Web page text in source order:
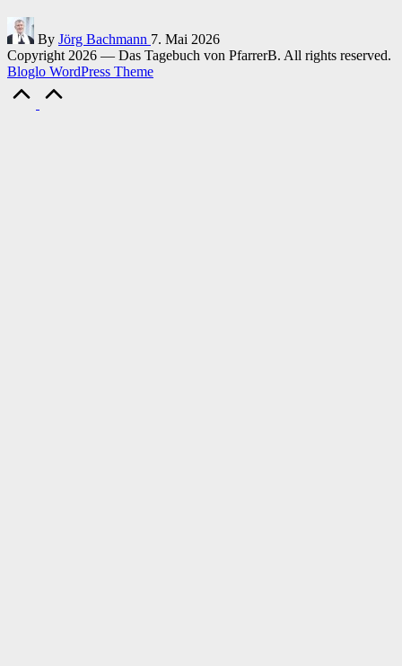
Posted
by
By Jörg Bachmann 7. Mai 2026
Copyright 2026 — Das Tagebuch von PfarrerB. All rights reserved.
Bloglo WordPress Theme